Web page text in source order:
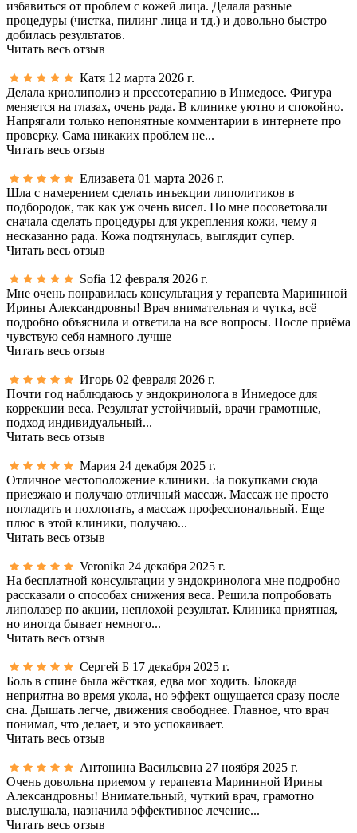
избавиться от проблем с кожей лица. Делала разные
процедуры (чистка, пилинг лица и тд.) и довольно быстро
добилась результатов.
Читать весь отзыв
Катя 12 марта 2026 г.
Делала криолиполиз и прессотерапию в Инмедосе. Фигура
меняется на глазах, очень рада. В клинике уютно и спокойно.
Напрягали только непонятные комментарии в интернете про
проверку. Сама никаких проблем не...
Читать весь отзыв
Елизавета 01 марта 2026 г.
Шла с намерением сделать инъекции липолитиков в
подбородок, так как уж очень висел. Но мне посоветовали
сначала сделать процедуры для укрепления кожи, чему я
несказанно рада. Кожа подтянулась, выглядит супер.
Читать весь отзыв
Sofia 12 февраля 2026 г.
Мне очень понравилась консультация у терапевта Марининой
Ирины Александровны! Врач внимательная и чутка, всё
подробно объяснила и ответила на все вопросы. После приёма
чувствую себя намного лучше
Читать весь отзыв
Игорь 02 февраля 2026 г.
Почти год наблюдаюсь у эндокринолога в Инмедосе для
коррекции веса. Результат устойчивый, врачи грамотные,
подход индивидуальный...
Читать весь отзыв
Мария 24 декабря 2025 г.
Отличное местоположение клиники. За покупками сюда
приезжаю и получаю отличный массаж. Массаж не просто
погладить и похлопать, а массаж профессиональный. Еще
плюс в этой клиники, получаю...
Читать весь отзыв
Veronika 24 декабря 2025 г.
На бесплатной консультации у эндокринолога мне подробно
рассказали о способах снижения веса. Решила попробовать
липолазер по акции, неплохой результат. Клиника приятная,
но иногда бывает немного...
Читать весь отзыв
Сергей Б 17 декабря 2025 г.
Боль в спине была жёсткая, едва мог ходить. Блокада
неприятна во время укола, но эффект ощущается сразу после
сна. Дышать легче, движения свободнее. Главное, что врач
понимал, что делает, и это успокаивает.
Читать весь отзыв
Антонина Васильевна 27 ноября 2025 г.
Очень довольна приемом у терапевта Марининой Ирины
Александровны! Внимательный, чуткий врач, грамотно
выслушала, назначила эффективное лечение...
Читать весь отзыв